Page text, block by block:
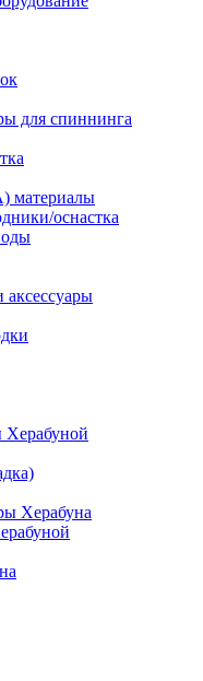
для спиннинга
материалы
оснастка
Херабуна